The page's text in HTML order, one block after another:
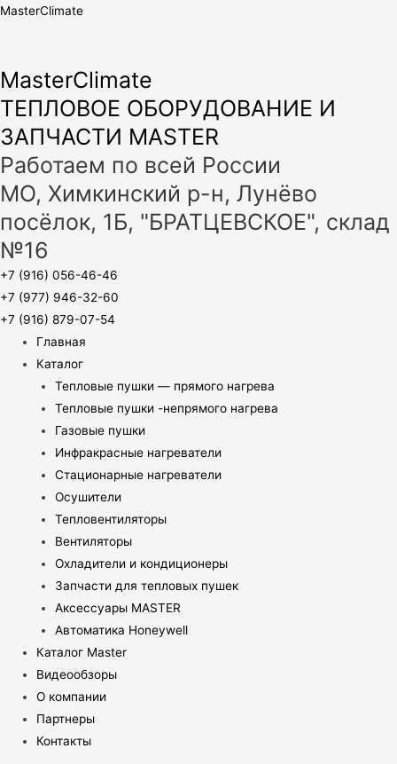
MasterClimate
MasterClimate
ТЕПЛОВОЕ ОБОРУДОВАНИЕ И
ЗАПЧАСТИ MASTER
Работаем по всей России
МО, Химкинский р-н, Лунёво
посёлок, 1Б, "БРАТЦЕВСКОЕ", склад
№16
+7 (916) 056-46-46
+7 (977) 946-32-60
+7 (916) 879-07-54
Главная
Каталог
Тепловые пушки — прямого нагрева
Тепловые пушки -непрямого нагрева
Газовые пушки
Инфракрасные нагреватели
Стационарные нагреватели
Осушители
Тепловентиляторы
Вентиляторы
Охладители и кондиционеры
Запчасти для тепловых пушек
Аксессуары MASTER
Автоматика Honeywell
Каталог Master
Видеообзоры
О компании
Партнеры
Контакты